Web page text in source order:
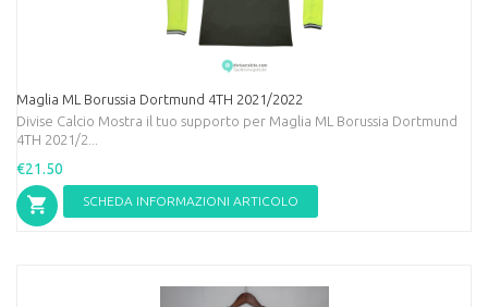
Maglia ML Borussia Dortmund 4TH 2021/2022
Divise Calcio Mostra il tuo supporto per Maglia ML Borussia Dortmund
4TH 2021/2...
€21.50
SCHEDA INFORMAZIONI ARTICOLO